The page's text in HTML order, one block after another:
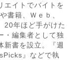
エイトでバイトを
書籍、Ｗｅｂ、
20年ほど手がけた
・編集者として独
新書を設立。『週
』などで執